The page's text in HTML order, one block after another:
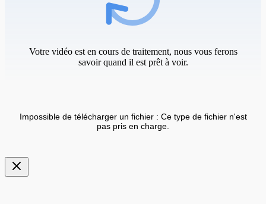
Votre vidéo est en cours de traitement, nous vous ferons
savoir quand il est prêt à voir.
Impossible de télécharger un fichier : Ce type de fichier n'est
pas pris en charge.